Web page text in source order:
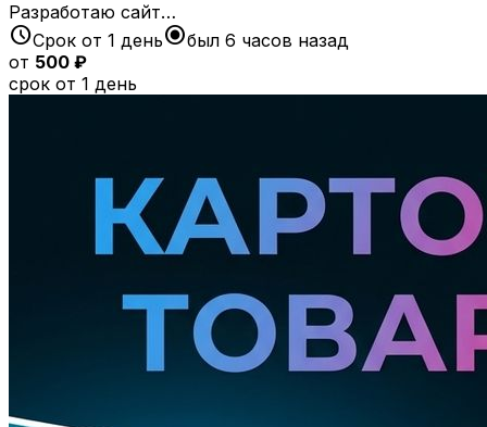
Разработаю сайт…
scheduleСрок от 1 деньradio_button_checkedбыл 6 часов назад
от 500 ₽
срок от 1 день